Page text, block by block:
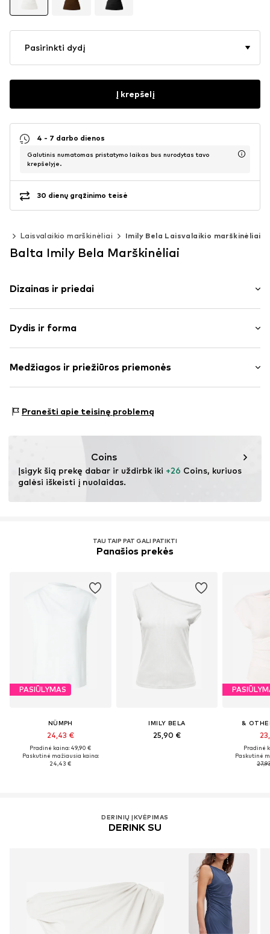
Pasirinkti dydį
Į krepšelį
4 - 7 darbo dienos
Galutinis numatomas pristatymo laikas bus nurodytas tavo
krepšelyje.
30 dienų grąžinimo teisė
Laisvalaikio marškinėliai Imily Bela Laisvalaikio marškinėliai
Balta Imily Bela Marškinėliai
Dizainas ir priedai
plonas trikotažas
Drapiruotas / rauktas
Dygsniuotas apvadas / kraštas
Dydis ir forma
Ilgis: Normalaus ilgio
Pritaikomumas: Siauras prigludimas
Dydžių lentelė
Medžiagos ir priežiūros priemonės
Elastanas
Pranešti apie teisinę problemą
Coins
Įsigyk šią prekę dabar ir uždirbk iki +26 Coins, kuriuos
galėsi iškeisti į nuolaidas.
TAU TAIP PAT GALI PATIKTI
Panašios prekės
PASIŪLYMAS
NÜMPH
24,43 €
Pradinė kaina: 49,90 €
Paskutinė mažiausia kaina:
24,43 €
IMILY BELA
25,90 €
&
Pradinė
Paskutinė
DERINIŲ ĮKVĖPIMAS
DERINK SU